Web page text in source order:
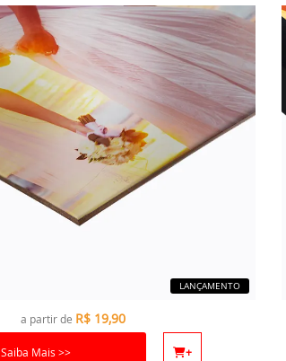
LANÇAMENTO
a partir de R$ 19,90
Saiba Mais >> +